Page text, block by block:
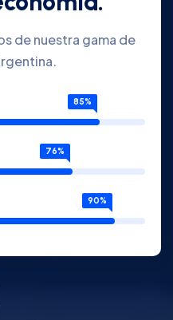
de nuestra gama de
85%
76%
90%